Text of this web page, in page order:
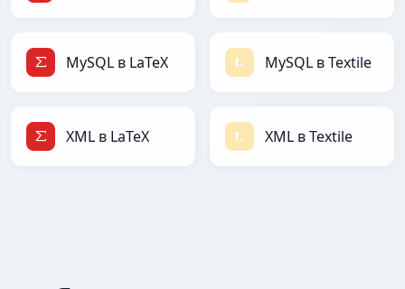
MySQL в LaTeX MySQL в Textile
XML в LaTeX XML в Textile